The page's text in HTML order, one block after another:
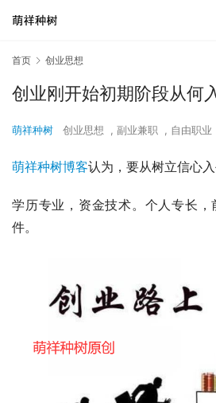
首页 创业思想
创业刚开始初期阶段从何
萌祥种树 创业思想 , 副业兼职 , 自由职业
萌祥种树博客认为，要从树立信心入
学历专业，资金技术。个人专长
件。